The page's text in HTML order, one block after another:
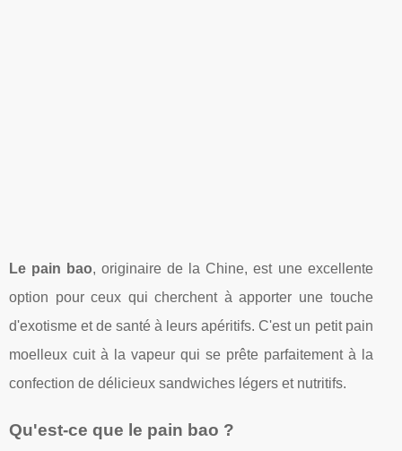
Le pain bao, originaire de la Chine, est une excellente
option pour ceux qui cherchent à apporter une touche
d'exotisme et de santé à leurs apéritifs. C'est un petit pain
moelleux cuit à la vapeur qui se prête parfaitement à la
confection de délicieux sandwiches légers et nutritifs.
Qu'est-ce que le pain bao ?